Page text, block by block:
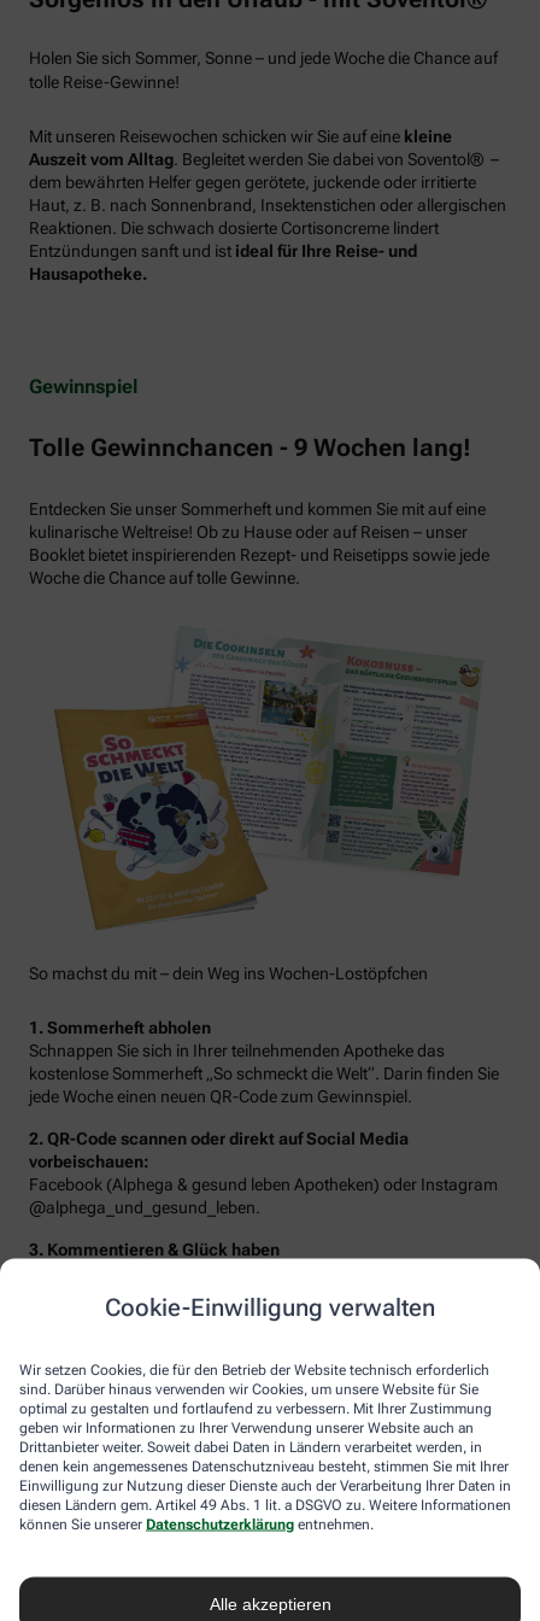
Cookie-Einwilligung verwalten
Wir setzen Cookies, die für den Betrieb der Website technisch erforderlich
sind. Darüber hinaus verwenden wir Cookies, um unsere Website für Sie
optimal zu gestalten und fortlaufend zu verbessern. Mit Ihrer Zustimmung
geben wir Informationen zu Ihrer Verwendung unserer Website auch an
Drittanbieter weiter. Soweit dabei Daten in Ländern verarbeitet werden, in
denen kein angemessenes Datenschutzniveau besteht, stimmen Sie mit Ihrer
Einwilligung zur Nutzung dieser Dienste auch der Verarbeitung Ihrer Daten in
diesen Ländern gem. Artikel 49 Abs. 1 lit. a DSGVO zu. Weitere Informationen
können Sie unserer Datenschutzerklärung entnehmen.
Alle akzeptieren
Holen Sie sich Sommer, Sonne – und jede Woche die Chance auf
tolle Reise-Gewinne!
Mit unseren Reisewochen schicken wir Sie auf eine kleine
Auszeit vom Alltag . Begleitet werden Sie dabei von Soventol® –
dem bewährten Helfer gegen gerötete, juckende oder irritierte
Haut, z. B. nach Sonnenbrand, Insektenstichen oder allergischen
Reaktionen. Die schwach dosierte Cortisoncreme lindert
Entzündungen sanft und ist ideal für Ihre Reise- und
Hausapotheke.
Gewinnspiel
Tolle Gewinnchancen - 9 Wochen lang!
Entdecken Sie unser Sommerheft und kommen Sie mit auf eine
kulinarische Weltreise! Ob zu Hause oder auf Reisen – unser
Booklet bietet inspirierenden Rezept- und Reisetipps sowie jede
Woche die Chance auf tolle Gewinne.
So machst du mit – dein Weg ins Wochen-Lostöpfchen
1. Sommerheft abholen
Schnappen Sie sich in Ihrer teilnehmenden Apotheke das
kostenlose Sommerheft „So schmeckt die Welt“. Darin finden Sie
jede Woche einen neuen QR-Code zum Gewinnspiel.
2. QR-Code scannen oder direkt auf Social Media
vorbeischauen:
Facebook (Alphega & gesund leben Apotheken) oder Instagram
@alphega_und_gesund_leben.
3. Kommentieren & Glück haben
Traumziel – schon landen Sie im Lostopf!
Sie erwarten folgende Gewinne: